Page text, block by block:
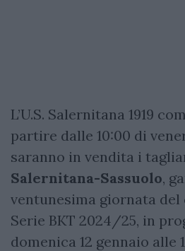
L’U.S. Salernitana 1919
partire dalle 10:00 di
saranno in vendita i
Salernitana-Sassuolo,
ventunesima giornata
Serie BKT 2024/25, in
domenica 12 gennaio alle